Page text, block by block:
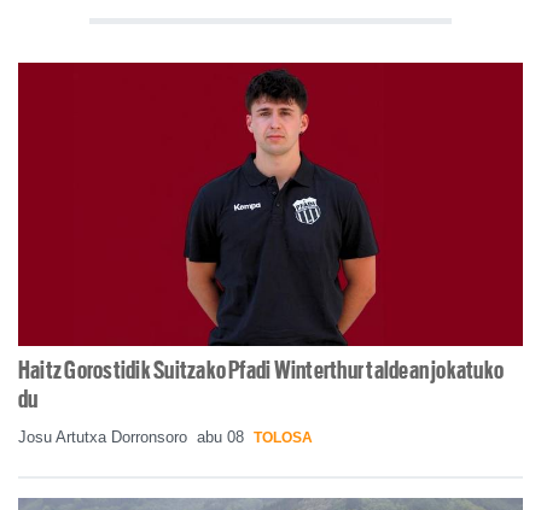
Haitz Gorostidik Suitzako Pfadi Winterthur taldean jokatuko
du
Josu Artutxa Dorronsoro abu 08 TOLOSA